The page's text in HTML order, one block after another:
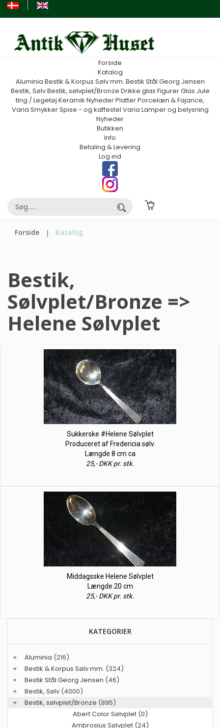
Forside
Katalog
Aluminia Bestik & Korpus Sølv mm. Bestik Stål Georg Jensen
Bestik, SølvBestik, sølvplet/Bronze Drikke glas FigurerGlas Jule
ting / Legetøj Keramik NyhederPlatterPorcelæn & Fajance,
Varia SmykkerSpise - og kaffestel Varia Lamper og belysning
Nyheder
Butikken
Info
Betaling & Levering
Log ind
Forside Katalog
Bestik,
Sølvplet/Bronze =>
Helene Sølvplet
Sukkerske #Helene Sølvplet
Produceret af Fredericia sølv.
Længde 8 cm ca
25,- DKK pr. stk.
Middagsske Helene Sølvplet
Længde 20 cm
25,- DKK pr. stk.
KATEGORIER
+ Aluminia (216)
+
Bestik & Korpus Sølv mm. (324)
+
Bestik Stål Georg Jensen (46)
+
Bestik, Sølv (4000)
+
Bestik, sølvplet/Bronze (895)
Abert Color Sølvplet (0)
Ambrosius Sølvplet (24)